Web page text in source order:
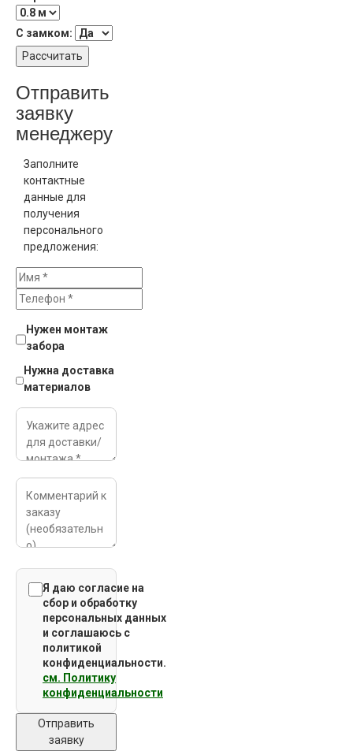
сделать
изгородью,
просто
под ним
вьющееся
растение,
которое
обвивая
прутки
ограждения.
С замком:
Рассчитать
Отправить
заявку
менеджеру
Заполните
контактные
данные для
получения
персонального
предложения:
Нужен монтаж
забора
Нужна доставка
материалов
Я даю согласие на
сбор и обработку
персональных данных
и соглашаюсь c
политикой
конфиденциальности.
см. Политику
конфиденциальности
Отправить
заявку